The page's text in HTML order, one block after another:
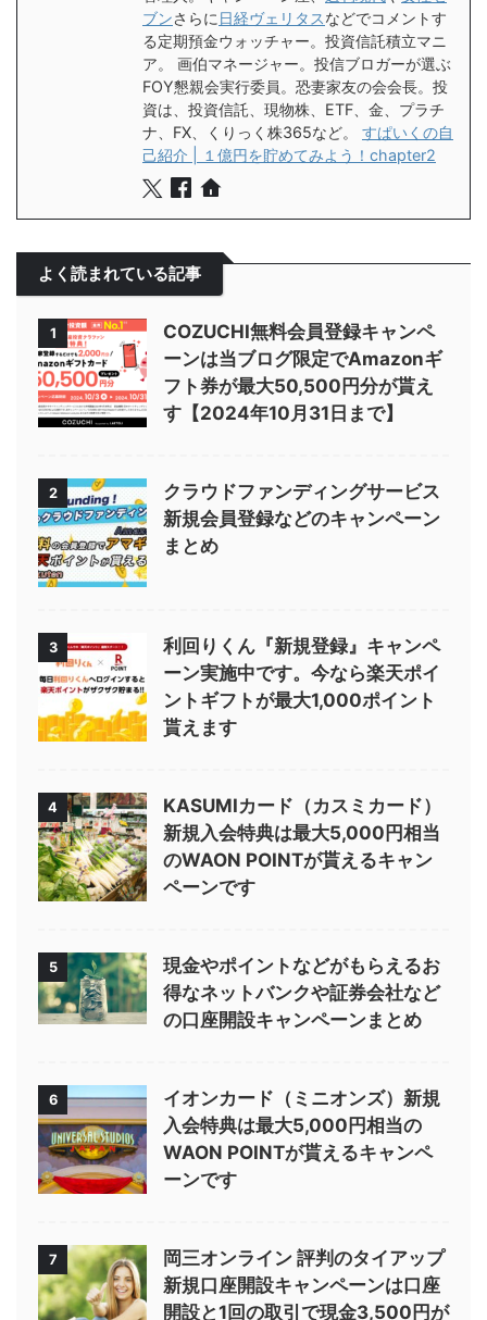
ブンさらに 日経ヴェリタスなどでコメントす
る定期預金ウォッチャー。投資信託積立マニ
ア。 画伯マネージャー。投信ブロガーが選ぶ
FOY懇親会実行委員。恐妻家友の会会長。投
資は、投資信託、現物株、ETF、金、プラチ
ナ、FX、くりっく株365など。 すぱいくの自
己紹介 | １億円を貯めてみよう！chapter2
よく読まれている記事
1
COZUCHI無料会員登録キャンペ
ーンは当ブログ限定でAmazonギ
フト券が最大50,500円分が貰え
す【2024年10月31日まで】
2
クラウドファンディングサービス
新規会員登録などのキャンペーン
まとめ
3
利回りくん『新規登録』キャンペ
ーン実施中です。今なら楽天ポイ
ントギフトが最大1,000ポイント
貰えます
4
KASUMIカード（カスミカード）
新規入会特典は最大5,000円相当
のWAON POINTが貰えるキャン
ペーンです
5
現金やポイントなどがもらえるお
得なネットバンクや証券会社など
の口座開設キャンペーンまとめ
6
イオンカード（ミニオンズ）新規
入会特典は最大5,000円相当の
WAON POINTが貰えるキャンペ
ーンです
7
岡三オンライン 評判のタイアップ
新規口座開設キャンペーンは口座
開設と1回の取引で現金3,500円が